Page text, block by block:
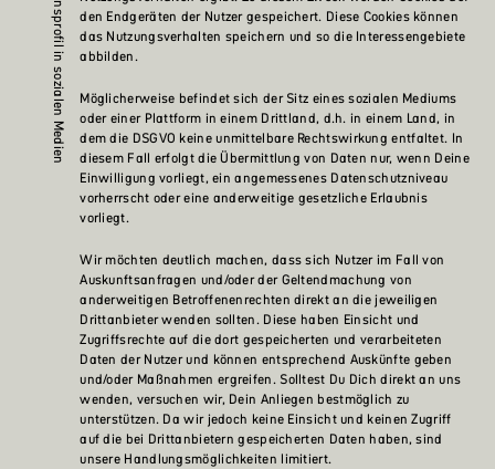
den Endgeräten der Nutzer gespeichert. Diese Cookies können
das Nutzungsverhalten speichern und so die Interessengebiete
abbilden.
Möglicherweise befindet sich der Sitz eines sozialen Mediums
oder einer Plattform in einem Drittland, d.h. in einem Land, in
dem die DSGVO keine unmittelbare Rechtswirkung entfaltet. In
diesem Fall erfolgt die Übermittlung von Daten nur, wenn Deine
Einwilligung vorliegt, ein angemessenes Datenschutzniveau
vorherrscht oder eine anderweitige gesetzliche Erlaubnis
vorliegt.
Wir möchten deutlich machen, dass sich Nutzer im Fall von
Auskunftsanfragen und/oder der Geltendmachung von
anderweitigen Betroffenenrechten direkt an die jeweiligen
Drittanbieter wenden sollten. Diese haben Einsicht und
Zugriffsrechte auf die dort gespeicherten und verarbeiteten
Daten der Nutzer und können entsprechend Auskünfte geben
und/oder Maßnahmen ergreifen. Solltest Du Dich direkt an uns
wenden, versuchen wir, Dein Anliegen bestmöglich zu
unterstützen. Da wir jedoch keine Einsicht und keinen Zugriff
auf die bei Drittanbietern gespeicherten Daten haben, sind
unsere Handlungsmöglichkeiten limitiert.